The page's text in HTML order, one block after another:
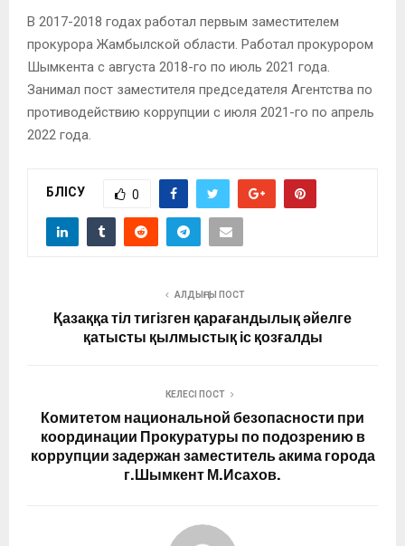
В 2017-2018 годах работал первым заместителем
прокурора Жамбылской области. Работал прокурором
Шымкента с августа 2018-го по июль 2021 года.
Занимал пост заместителя председателя Агентства по
противодействию коррупции с июля 2021-го по апрель
2022 года.
БӨЛІСУ 0
АЛДЫҢҒЫ ПОСТ
Қазаққа тіл тигізген қарағандылық әйелге
қатысты қылмыстық іс қозғалды
КЕЛЕСІ ПОСТ
Комитетом национальной безопасности при
координации Прокуратуры по подозрению в
коррупции задержан заместитель акима города
г.Шымкент М.Исахов.